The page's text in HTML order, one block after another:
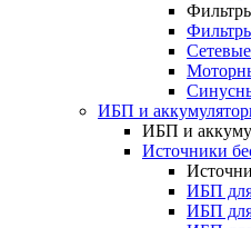
ИБП и
ИБП и
Источники
ИБП для
ИБП для